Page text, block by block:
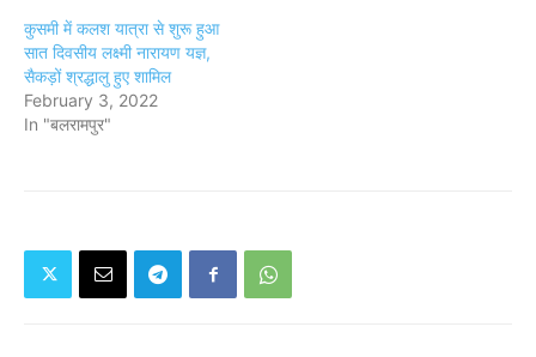
कुसमी में कलश यात्रा से शुरू हुआ
सात दिवसीय लक्ष्मी नारायण यज्ञ,
सैकड़ों श्रद्धालु हुए शामिल
February 3, 2022
In "बलरामपुर"